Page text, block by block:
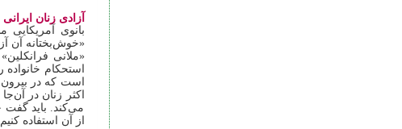
آزادی‌ زنان‌
بانوی
«خوش‌بختانه آن
«ملانی
استحکام
است که در
اکثر زنان در
می‌کند. باید گفت
از آن استفاده کنیم